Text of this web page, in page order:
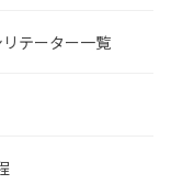
テーター一覧